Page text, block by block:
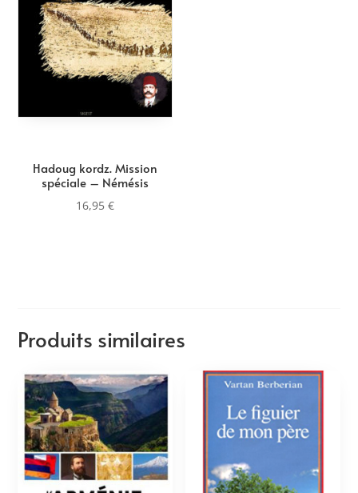
Hadoug kordz. Mission
spéciale – Némésis
16,95€
Produits similaires